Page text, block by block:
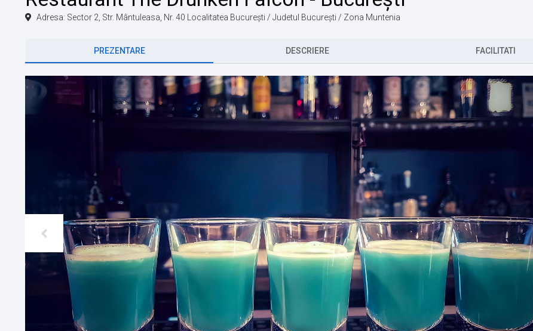
Adresa: Sector 2, Str. Mântuleasa, Nr. 40 Localitatea București / Judetul București / Zona Muntenia
PREZENTARE DESCRIERE FACILITATI